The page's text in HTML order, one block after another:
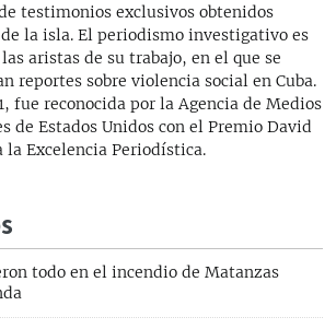
testimonios exclusivos obtenidos
la isla. El periodismo investigativo es
aristas de su trabajo, en el que se
reportes sobre violencia social en Cuba.
fue reconocida por la Agencia de Medios
de Estados Unidos con el Premio David
la Excelencia Periodística.
todo en el incendio de Matanzas